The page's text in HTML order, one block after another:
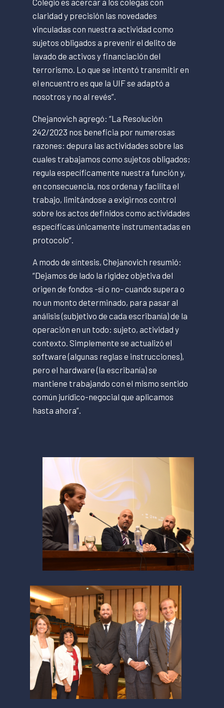
claridad y precisión las novedades
vinculadas con nuestra actividad como
sujetos obligados a prevenir el delito de
lavado de activos y financiación del
terrorismo. Lo que se intentó transmitir en
el encuentro es que la UIF se adaptó a
nosotros y no al revés”.
Chejanovich agregó: “La Resolución
242/2023 nos beneficia por numerosas
razones: depura las actividades sobre las
cuales trabajamos como sujetos obligados;
regula específicamente nuestra función y,
en consecuencia, nos ordena y facilita el
trabajo, limitándose a exigirnos control
sobre los actos definidos como actividades
específicas únicamente instrumentadas en
protocolo”.
A modo de síntesis, Chejanovich resumió:
“Dejamos de lado la rigidez objetiva del
origen de fondos -sí o no- cuando supera o
no un monto determinado, para pasar al
análisis (subjetivo de cada escribanía) de la
operación en un todo: sujeto, actividad y
contexto. Simplemente se actualizó el
software (algunas reglas e instrucciones),
pero el hardware (la escribanía) se
mantiene trabajando con el mismo sentido
común jurídico-negocial que aplicamos
hasta ahora”.